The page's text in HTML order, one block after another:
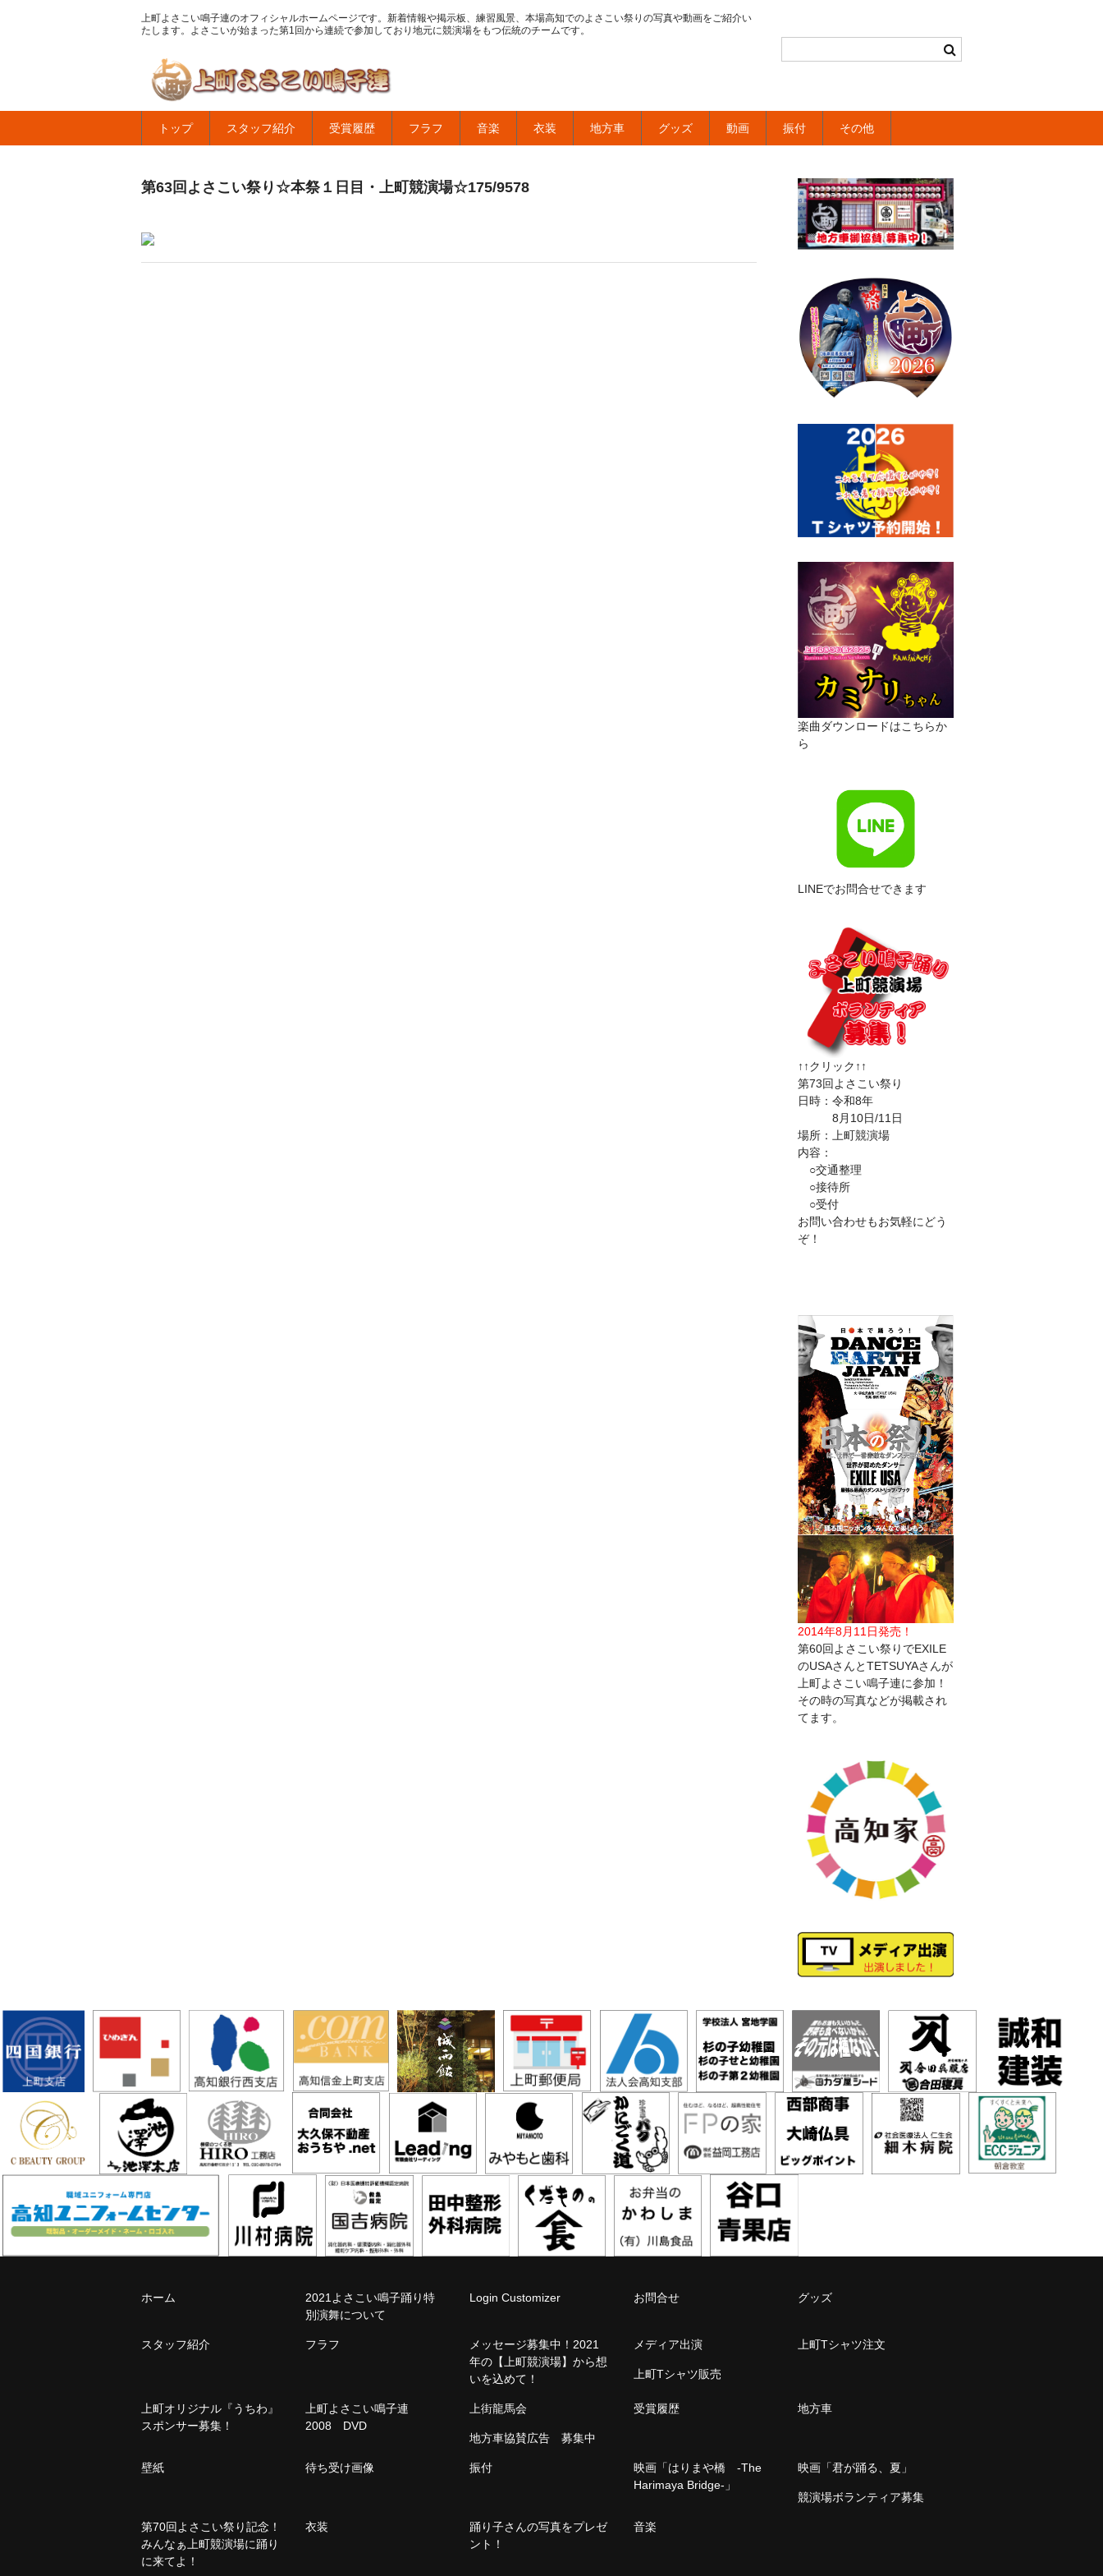
上町よさこい鳴子連のオフィシャルホームページです。新着情報や掲示板、練習風景、本場高知でのよさこい祭りの写真や動画をご紹介い
たします。よさこいが始まった第1回から連続で参加しており地元に競演場をもつ伝統のチームです。
トップ スタッフ紹介 受賞履歴 フラフ 音楽 衣装 地方車 グッズ 動画 振付 その他
第63回よさこい祭り☆本祭１日目・上町競演場☆175/9578
楽曲ダウンロードはこちらか
ら
LINEでお問合せできます
↑↑クリック↑↑
第73回よさこい祭り
日時：令和8年
8月10日/11日
場所：上町競演場
内容：
○交通整理
○接待所
○受付
お問い合わせもお気軽にどう
ぞ！
2014年8月11日発売！
第60回よさこい祭りでEXILE
のUSAさんとTETSUYAさんが
上町よさこい鳴子連に参加！
その時の写真などが掲載され
てます。
ホーム
2021よさこい鳴子踊り特
別演舞について
Login Customizer お問合せ グッズ
スタッフ紹介 フラフ
メッセージ募集中！2021
年の【上町競演場】から想
いを込めて！
メディア出演 上町Tシャツ注文
上町Tシャツ販売
上町オリジナル『うちわ』
スポンサー募集！
上町よさこい鳴子連
2008 DVD
上街龍馬会 受賞履歴 地方車
地方車協賛広告 募集中
壁紙 待ち受け画像 振付
映画「はりまや橋 -The
Harimaya Bridge-」
映画「君が踊る、夏」
競演場ボランティア募集
第70回よさこい祭り記念！
みんなぁ上町競演場に踊り
に来てよ！
衣装
踊り子さんの写真をプレゼ
ント！
音楽